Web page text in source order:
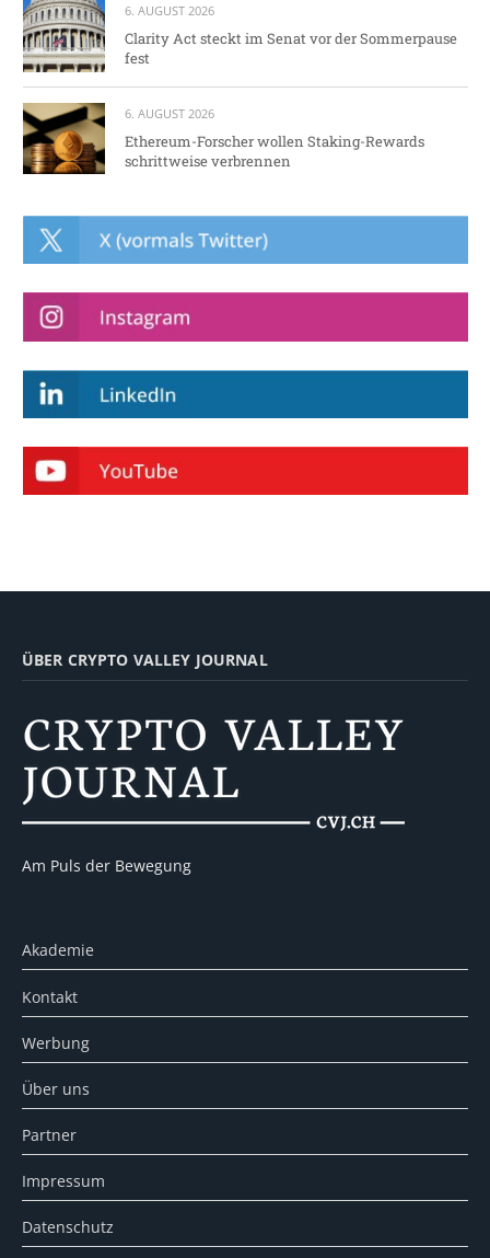
6. AUGUST 2026
Clarity Act steckt im Senat vor der Sommerpause
fest
6. AUGUST 2026
Ethereum-Forscher wollen Staking-Rewards
schrittweise verbrennen
ÜBER CRYPTO VALLEY JOURNAL
Am Puls der Bewegung
Akademie
Kontakt
Werbung
Über uns
Partner
Impressum
Datenschutz